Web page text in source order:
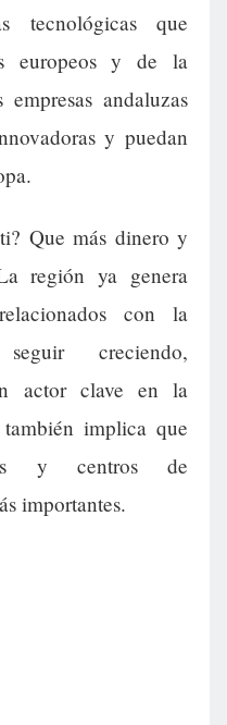
tecnológicas que
europeos y de la
andaluzas
y puedan
Que más dinero y
región ya genera
con la
creciendo,
actor clave en la
implica que
y centros de
importantes.